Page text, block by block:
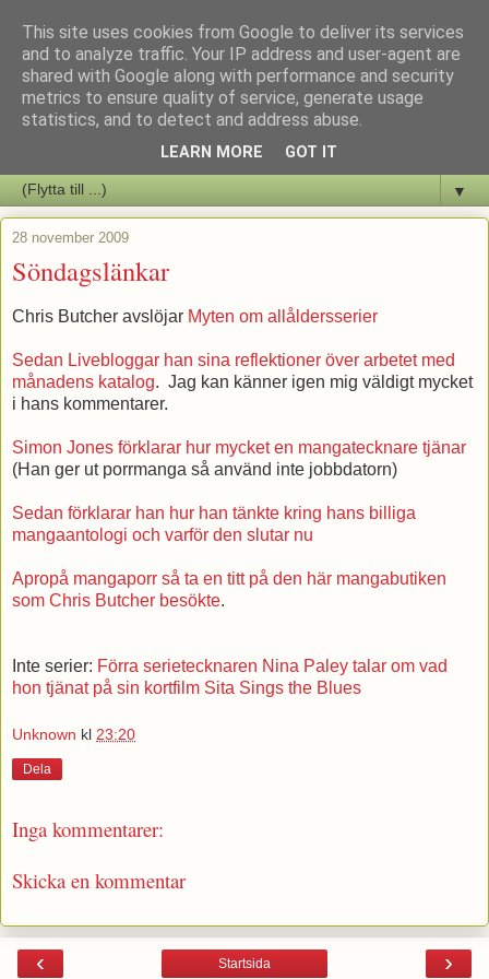
Staffars Seriers Blog
Vi skriver om serienyheter av alla de slag samt om vad som sker i
▼
28 november 2009
Söndagslänkar
Chris Butcher avslöjar Myten om allåldersserier
Sedan Livebloggar han sina reflektioner över arbetet med
månadens katalog. Jag kan känner igen mig väldigt mycket
i hans kommentarer.
Simon Jones förklarar hur mycket en mangatecknare tjänar
(Han ger ut porrmanga så använd inte jobbdatorn)
Sedan förklarar han hur han tänkte kring hans billiga
mangaantologi och varför den slutar nu
Apropå mangaporr så ta en titt på den här mangabutiken
som Chris Butcher besökte.
Inte serier: Förra serietecknaren Nina Paley talar om vad
hon tjänat på sin kortfilm Sita Sings the Blues
Unknown kl 23:20
Dela
Inga kommentarer:
Skicka en kommentar
‹ ›
Startsida
This site uses cookies from Google to deliver its services
and to analyze traffic. Your IP address and user-agent are
shared with Google along with performance and security
metrics to ensure quality of service, generate usage
statistics, and to detect and address abuse.
LEARN MORE GOT IT